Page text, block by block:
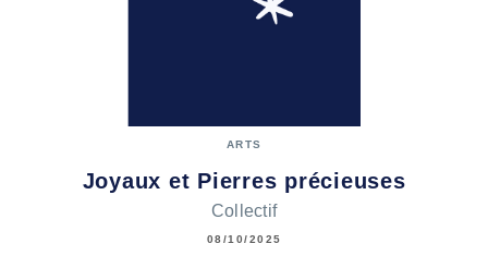
ARTS
Joyaux et Pierres précieuses
Collectif
08/10/2025